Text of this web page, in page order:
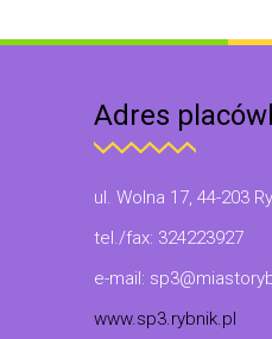
Adres
ul. Wolna 17, 44-203
tel./fax: 324223927
e-mail:
www.sp3.rybnik.pl